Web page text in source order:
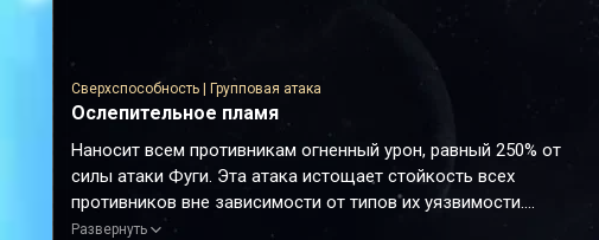
Сверхспособность | Групповая атака
Ослепительное пламя
Наносит всем противникам огненный урон, равный 250% от
силы атаки Фуги. Эта атака истощает стойкость всех
противников вне зависимости от типов их уязвимости.
Противники с пробитой таким образом уязвимостью
Развернуть